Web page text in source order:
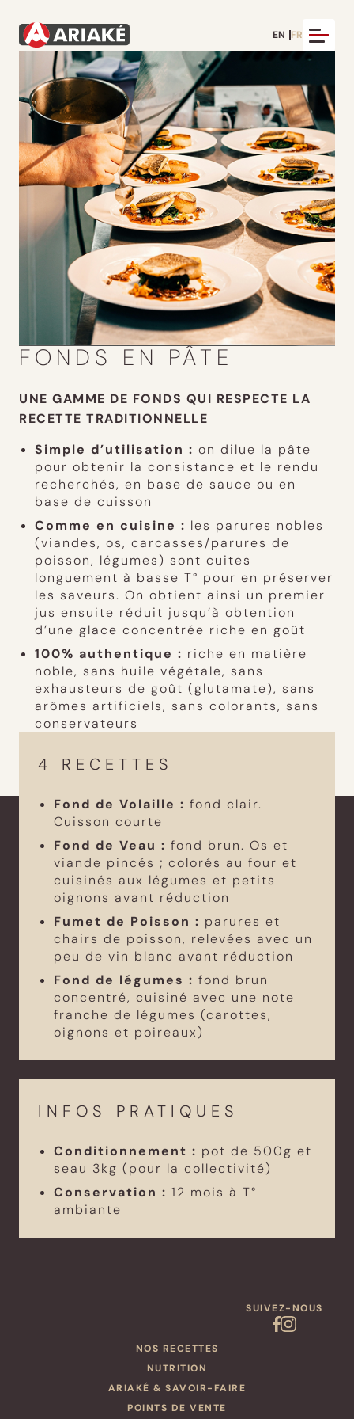
EN FR
FONDS EN PÂTE
UNE GAMME DE FONDS QUI RESPECTE LA
RECETTE TRADITIONNELLE
Simple d’utilisation : on dilue la pâte
pour obtenir la consistance et le rendu
recherchés, en base de sauce ou en
base de cuisson
Comme en cuisine : les parures nobles
(viandes, os, carcasses/parures de
poisson, légumes) sont cuites
longuement à basse T° pour en préserver
les saveurs. On obtient ainsi un premier
jus ensuite réduit jusqu’à obtention
d’une glace concentrée riche en goût
100% authentique : riche en matière
noble, sans huile végétale, sans
exhausteurs de goût (glutamate), sans
arômes artificiels, sans colorants, sans
conservateurs
4 RECETTES
Fond de Volaille : fond clair.
Cuisson courte
Fond de Veau : fond brun. Os et
viande pincés ; colorés au four et
cuisinés aux légumes et petits
oignons avant réduction
Fumet de Poisson : parures et
chairs de poisson, relevées avec un
peu de vin blanc avant réduction
Fond de légumes : fond brun
concentré, cuisiné avec une note
franche de légumes (carottes,
oignons et poireaux)
INFOS PRATIQUES
Conditionnement : pot de 500g et
seau 3kg (pour la collectivité)
Conservation : 12 mois à T°
ambiante
NOS RECETTES
NUTRITION
ARIAKÉ & SAVOIR-FAIRE
POINTS DE VENTE
SUIVEZ-NOUS